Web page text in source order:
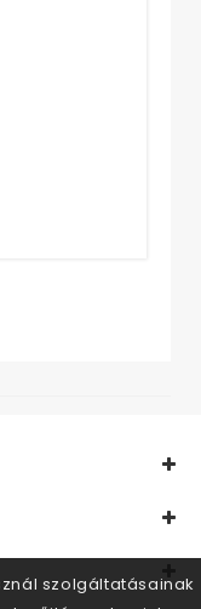
szolgáltatásainak